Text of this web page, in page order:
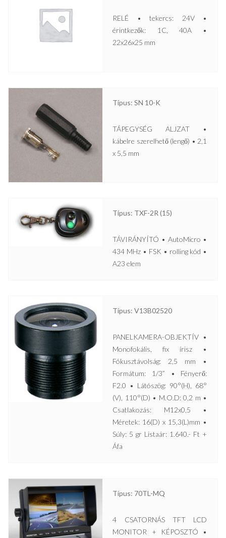
RELÉ • tekercs: 24V •
érintkezők: 1C, 40A •
22x26x25 mm
Típus: SN 10-K
TÁPEGYSÉG ALJZAT •
kábelre szerelhető (lengő) • 2,1
x 5,5 mm
Típus: TXF-2R (15)
TÁVIRÁNYÍTÓ • AutoMicro •
434 MHz • FSK • rolling kód •
A23 elem
Típus: V13B02520
PANELKAMERA-OBJEKTÍV •
Monofokális, fix írisz •
Fókusztávolság: 2,5 mm •
Formátum: 1/3” • Fényerő:
F2.0 • Látószög: 90°(H), 68°
(V), 110°(D) • M.O.D: 0,2 m •
Csatlakozás: M12x0,5 •
Méretek: 16(D) x 15,3(L)mm •
Súly: 5 gr Listaár: 1.640.- Ft +
Áfa
Típus: 70TL-MQ
4 CSATORNÁS TFT LCD
MONITOR + KÉPOSZTÓ •